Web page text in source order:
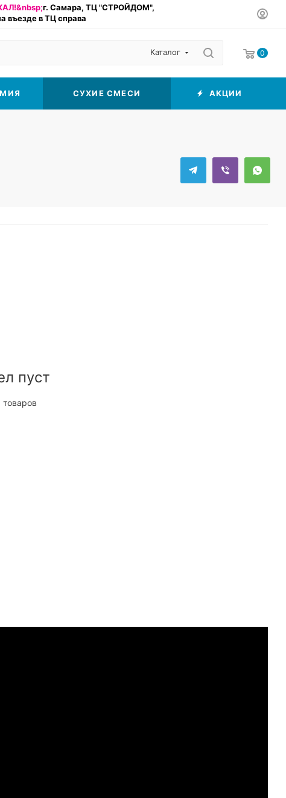
г. Самара, ТЦ "СТРОЙДОМ",
въезде в ТЦ справа
Каталог 0
СУХИЕ СМЕСИ АКЦИИ
пуст